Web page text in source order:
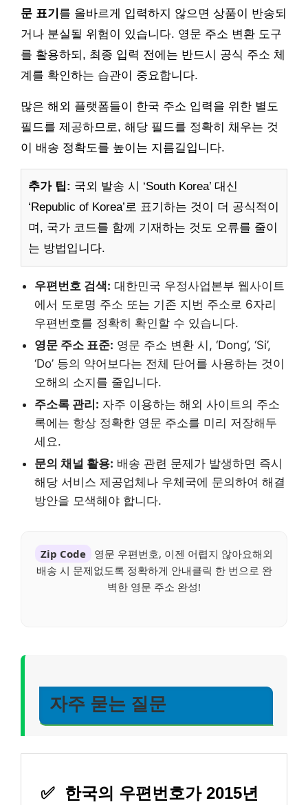
문 표기 를 올바르게 입력하지 않으면 상품이 반송되
거나 분실될 위험이 있습니다. 영문 주소 변환 도구
를 활용하되, 최종 입력 전에는 반드시 공식 주소 체
계를 확인하는 습관이 중요합니다.
많은 해외 플랫폼들이 한국 주소 입력을 위한 별도
필드를 제공하므로, 해당 필드를 정확히 채우는 것
이 배송 정확도를 높이는 지름길입니다.
추가 팁: 국외 발송 시 ‘South Korea’ 대신
‘Republic of Korea’로 표기하는 것이 더 공식적이
며, 국가 코드를 함께 기재하는 것도 오류를 줄이
는 방법입니다.
우편번호 검색: 대한민국 우정사업본부 웹사이트
에서 도로명 주소 또는 기존 지번 주소로 6자리
우편번호를 정확히 확인할 수 있습니다.
영문 주소 표준: 영문 주소 변환 시, ‘Dong’, ‘Si’,
‘Do’ 등의 약어보다는 전체 단어를 사용하는 것이
오해의 소지를 줄입니다.
주소록 관리: 자주 이용하는 해외 사이트의 주소
록에는 항상 정확한 영문 주소를 미리 저장해두
세요.
문의 채널 활용: 배송 관련 문제가 발생하면 즉시
해당 서비스 제공업체나 우체국에 문의하여 해결
방안을 모색해야 합니다.
Zip Code
영문 우편번호, 이젠 어렵지 않아요해외
배송 시 문제없도록 정확하게 안내클릭 한 번으로 완
벽한 영문 주소 완성!
자주 묻는 질문
✅
한국의 우편번호가 2015년